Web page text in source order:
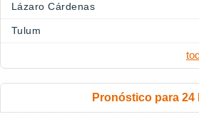
Lázaro Cárdenas
Tulum
Pronóstico para 24